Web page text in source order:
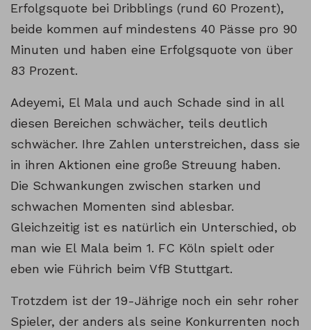
Erfolgsquote bei Dribblings (rund 60 Prozent),
beide kommen auf mindestens 40 Pässe pro 90
Minuten und haben eine Erfolgsquote von über
83 Prozent.
Adeyemi, El Mala und auch Schade sind in all
diesen Bereichen schwächer, teils deutlich
schwächer. Ihre Zahlen unterstreichen, dass sie
in ihren Aktionen eine große Streuung haben.
Die Schwankungen zwischen starken und
schwachen Momenten sind ablesbar.
Gleichzeitig ist es natürlich ein Unterschied, ob
man wie El Mala beim 1. FC Köln spielt oder
eben wie Führich beim VfB Stuttgart.
Trotzdem ist der 19-Jährige noch ein sehr roher
Spieler, der anders als seine Konkurrenten noch